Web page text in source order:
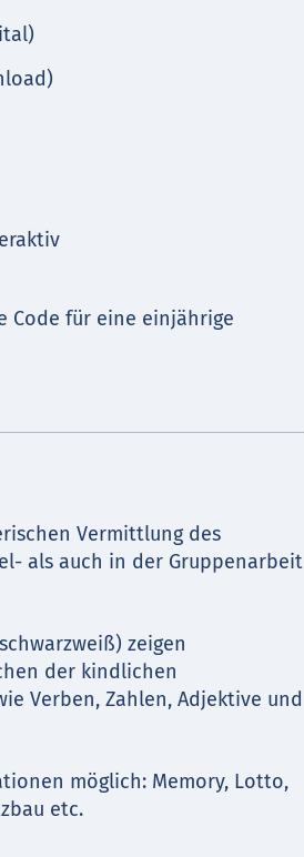
Code für eine einjährige
Vermittlung des
als auch in der Gruppenarbeit
zeigen
der kindlichen
Verben, Zahlen, Adjektive und
möglich: Memory, Lotto,
etc.